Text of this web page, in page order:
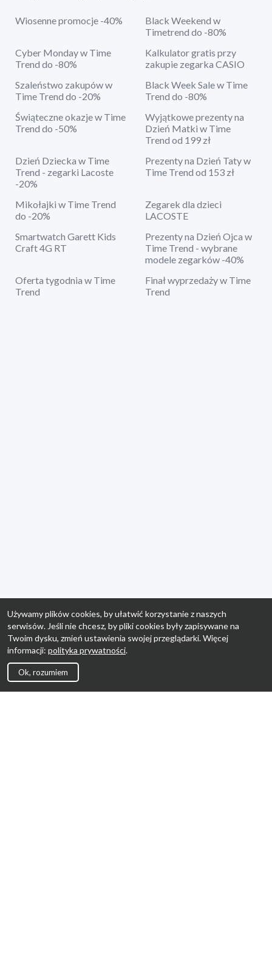
Wiosenne promocje -40%
Black Weekend w
Timetrend do -80%
Cyber Monday w Time
Trend do -80%
Kalkulator gratis przy
zakupie zegarka CASIO
Szaleństwo zakupów w
Time Trend do -20%
Black Week Sale w Time
Trend do -80%
Świąteczne okazje w Time
Trend do -50%
Wyjątkowe prezenty na
Dzień Matki w Time
Trend od 199 zł
Dzień Dziecka w Time
Trend - zegarki Lacoste
-20%
Prezenty na Dzień Taty w
Time Trend od 153 zł
Mikołajki w Time Trend
do -20%
Zegarek dla dzieci
LACOSTE
Smartwatch Garett Kids
Craft 4G RT
Prezenty na Dzień Ojca w
Time Trend - wybrane
modele zegarków -40%
Oferta tygodnia w Time
Trend
Finał wyprzedaży w Time
Trend
Używamy plików cookies, by ułatwić korzystanie z naszych
serwisów. Jeśli nie chcesz, by pliki cookies były zapisywane na
Twoim dysku, zmień ustawienia swojej przeglądarki. Więcej
informacji: polityka prywatności.
Ok, rozumiem